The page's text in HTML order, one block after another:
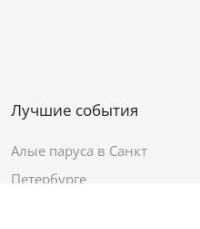
Лучшие события
Алые паруса в Санкт
Петербурге